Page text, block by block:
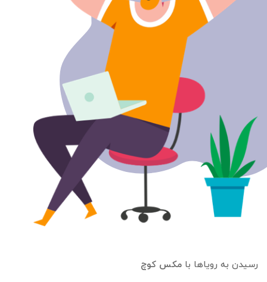
رسیدن به رویاها با مکس کوچ